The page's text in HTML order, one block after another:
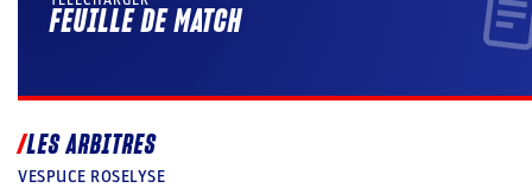
FEUILLE DE MATCH
LES ARBITRES
VESPUCE ROSELYSE